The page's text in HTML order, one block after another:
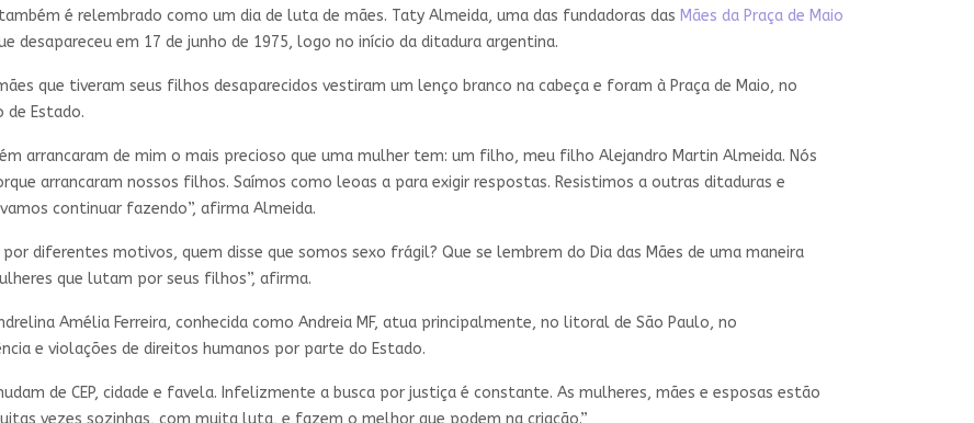
é relembrado como um dia de luta de mães. Taty Almeida, uma das fundadoras das Mães da Praça de Maio
desapareceu em 17 de junho de 1975, logo no início da ditadura argentina.
que tiveram seus filhos desaparecidos vestiram um lenço branco na cabeça e foram à Praça de Maio, no
de Estado.
arrancaram de mim o mais precioso que uma mulher tem: um filho, meu filho Alejandro Martin Almeida. Nós
arrancaram nossos filhos. Saímos como leoas a para exigir respostas. Resistimos a outras ditaduras e
continuar fazendo”, afirma Almeida.
diferentes motivos, quem disse que somos sexo frágil? Que se lembrem do Dia das Mães de uma maneira
que lutam por seus filhos”, afirma.
Amélia Ferreira, conhecida como Andreia MF, atua principalmente, no litoral de São Paulo, no
e violações de direitos humanos por parte do Estado.
de CEP, cidade e favela. Infelizmente a busca por justiça é constante. As mulheres, mães e esposas estão
vezes sozinhas, com muita luta, e fazem o melhor que podem na criação.”